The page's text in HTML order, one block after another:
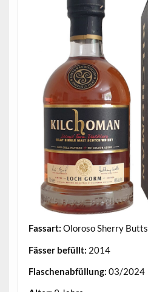
Fassart: Oloroso Sherry Butts
Fässer befüllt: 2014
Flaschenabfüllung: 03/2024